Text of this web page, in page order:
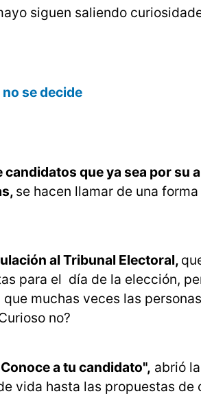
siguen saliendo
no se decide
candidatos que ya sea por su
se hacen llamar de una
al Tribunal Electoral,
para el día de la elección,
muchas veces las
no?
a tu candidato", abrió
vida hasta las propuestas